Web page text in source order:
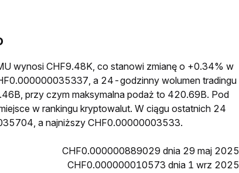
wynosi CHF9.48K, co stanowi zmianę o +0.34% w
a 24-godzinny wolumen tradingu
przy czym maksymalna podaż to 420.69B. Pod
w rankingu kryptowalut. W ciągu ostatnich 24
a najniższy CHF0.00000003533.
CHF0.000000889029 dnia 29 maj 2025
CHF0.000000010573 dnia 1 wrz 2025